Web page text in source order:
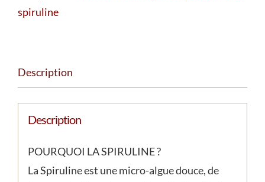
recharge
spiruline
Description
Description
POURQUOI LA SPIRULINE ?
La Spiruline est une micro-algue douce, de